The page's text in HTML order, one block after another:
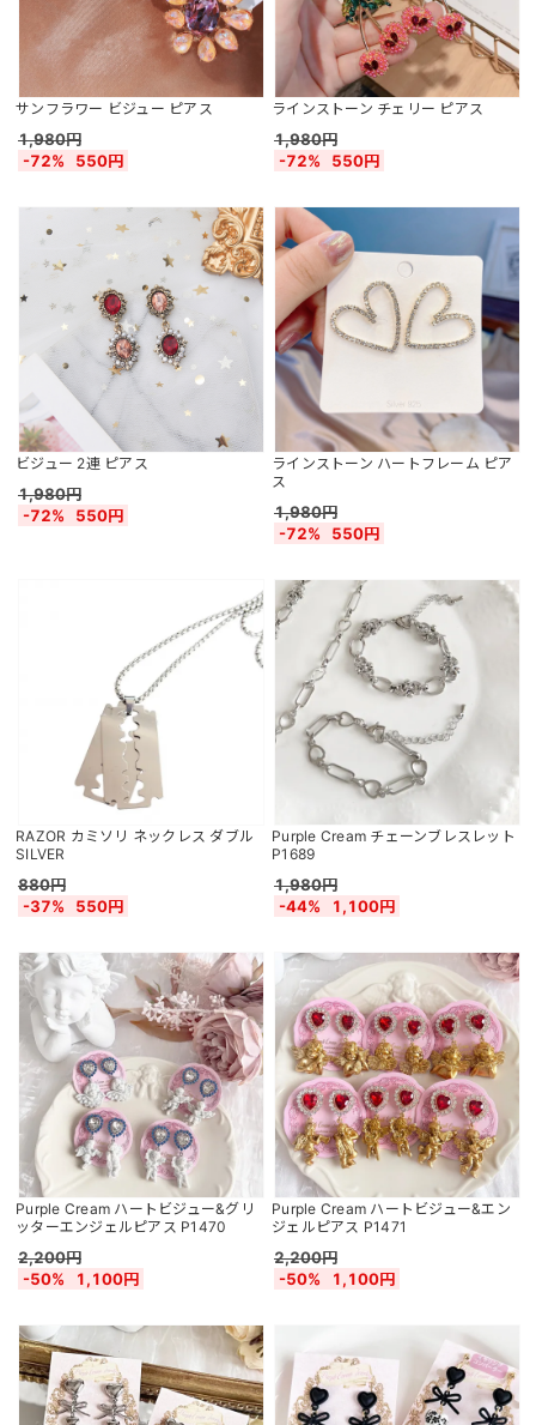
サンフラワー ビジュー ピアス
1,980円
-72%
550円
ラインストーン チェリー ピアス
1,980円
-72%
550円
ビジュー 2連 ピアス
1,980円
-72%
550円
ラインストーン ハートフレーム ピア
ス
1,980円
-72%
550円
RAZOR カミソリ ネックレス ダブル
SILVER
880円
-37%
550円
Purple Cream チェーンブレスレット
P1689
1,980円
-44%
1,100円
Purple Cream ハートビジュー&グリ
ッターエンジェルピアス P1470
2,200円
-50%
1,100円
Purple Cream ハートビジュー&エン
ジェルピアス P1471
2,200円
-50%
1,100円